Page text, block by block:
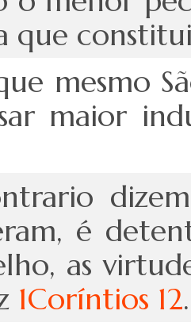
que
mesmo
maior
é
as
1Coríntios 12.